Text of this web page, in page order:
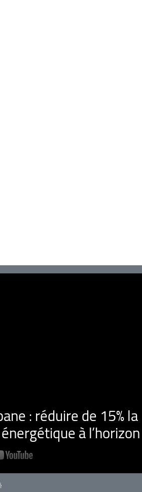
: réduire de 15% la
à l’horizon